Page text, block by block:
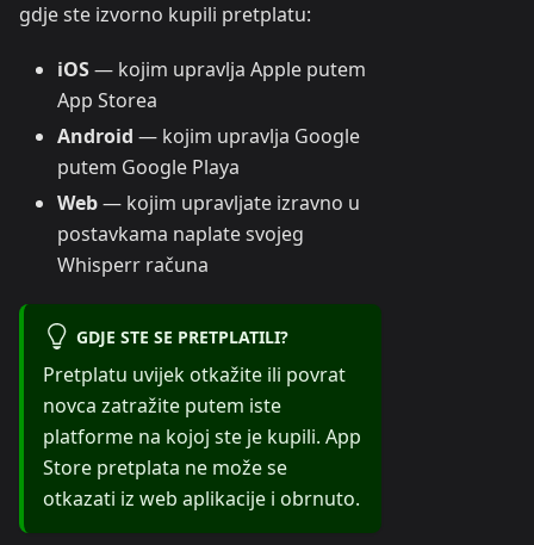
gdje ste izvorno kupili pretplatu:
iOS— kojim upravlja Apple putem
App Storea
Android — kojim upravlja Google
putem Google Playa
Web— kojim upravljate izravno u
postavkama naplate svojeg
Whisperr računa
GDJE STE SE PRETPLATILI?
Pretplatu uvijek otkažite ili povrat
novca zatražite putem iste
platforme na kojoj ste je kupili. App
Store pretplata ne može se
otkazati iz web aplikacije i obrnuto.